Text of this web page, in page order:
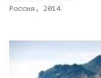
Россия, 2014